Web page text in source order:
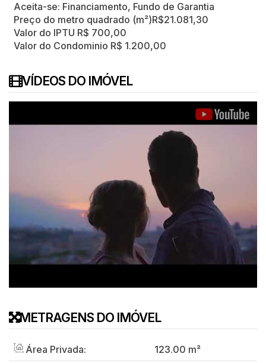
Aceita-se: Financiamento, Fundo de Garantia
Preço do metro quadrado (m²)R$21.081,30
Valor do IPTU R$ 700,00
Valor do Condominio R$ 1.200,00
VÍDEOS DO IMÓVEL
METRAGENS DO IMÓVEL
Área Privada: 123.00 m²